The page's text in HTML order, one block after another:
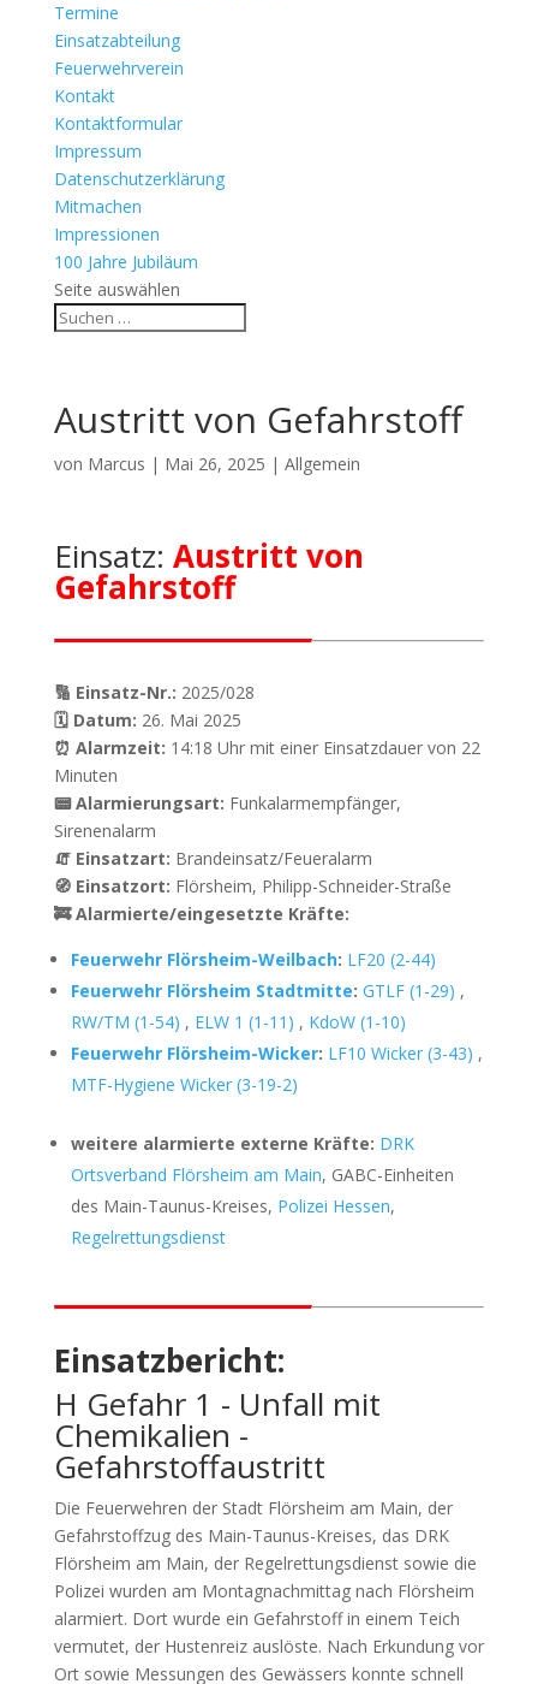
Termine
Einsatzabteilung
Feuerwehrverein
Kontakt
Kontaktformular
Impressum
Datenschutzerklärung
Mitmachen
Impressionen
100 Jahre Jubiläum
Seite auswählen
Austritt von Gefahrstoff
von Marcus | Mai 26, 2025 | Allgemein
Einsatz: Austritt von
Gefahrstoff
🔢 Einsatz-Nr.: 2025/028
🗓 Datum: 26. Mai 2025
⏰ Alarmzeit: 14:18 Uhr mit einer Einsatzdauer von 22
Minuten
📟 Alarmierungsart: Funkalarmempfänger,
Sirenenalarm
🧯 Einsatzart: Brandeinsatz/Feueralarm
🧭 Einsatzort: Flörsheim, Philipp-Schneider-Straße
🚒 Alarmierte/eingesetzte Kräfte:
Feuerwehr Flörsheim-Weilbach: LF20 (2-44)
Feuerwehr Flörsheim Stadtmitte: GTLF (1-29) ,
RW/TM (1-54) , ELW 1 (1-11) , KdoW (1-10)
Feuerwehr Flörsheim-Wicker: LF10 Wicker (3-43) ,
MTF-Hygiene Wicker (3-19-2)
weitere alarmierte externe Kräfte: DRK
Ortsverband Flörsheim am Main, GABC-Einheiten
des Main-Taunus-Kreises, Polizei Hessen,
Regelrettungsdienst
Einsatzbericht:
H Gefahr 1 - Unfall mit
Chemikalien -
Gefahrstoffaustritt
Die Feuerwehren der Stadt Flörsheim am Main, der
Gefahrstoffzug des Main-Taunus-Kreises, das DRK
Flörsheim am Main, der Regelrettungsdienst sowie die
Polizei wurden am Montagnachmittag nach Flörsheim
alarmiert. Dort wurde ein Gefahrstoff in einem Teich
vermutet, der Hustenreiz auslöste. Nach Erkundung vor
Ort sowie Messungen des Gewässers konnte schnell